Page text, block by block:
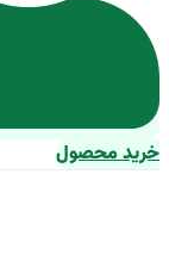
خرید محصول